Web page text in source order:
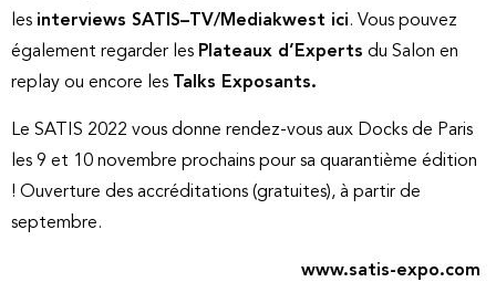
les interviews SATIS–TV/Mediakwest ici. Vous pouvez
également regarder les Plateaux d’Experts du Salon en
replay ou encore les
Talks Exposants.
Le SATIS 2022 vous donne rendez-vous aux Docks de Paris
les 9 et 10 novembre prochains pour sa quarantième édition
! Ouverture des accréditations (gratuites), à partir de
septembre.
www.satis-expo.com